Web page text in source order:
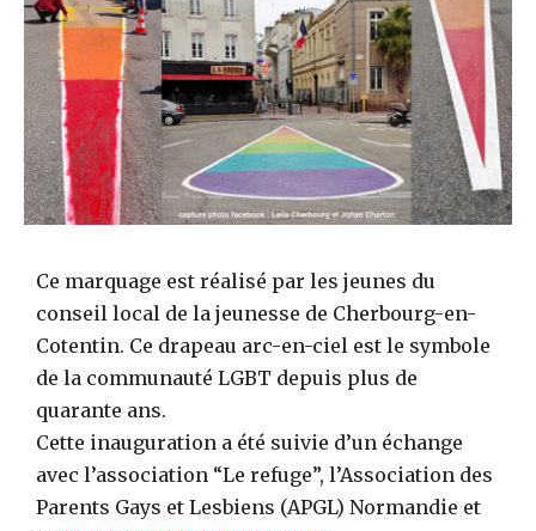
Ce marquage est réalisé par les jeunes du
conseil local de la jeunesse de Cherbourg-en-
Cotentin. Ce drapeau arc-en-ciel est le symbole
de la communauté LGBT depuis plus de
quarante ans.
Cette inauguration a été suivie d’un échange
avec l’association “Le refuge”, l’Association des
Parents Gays et Lesbiens (APGL) Normandie et